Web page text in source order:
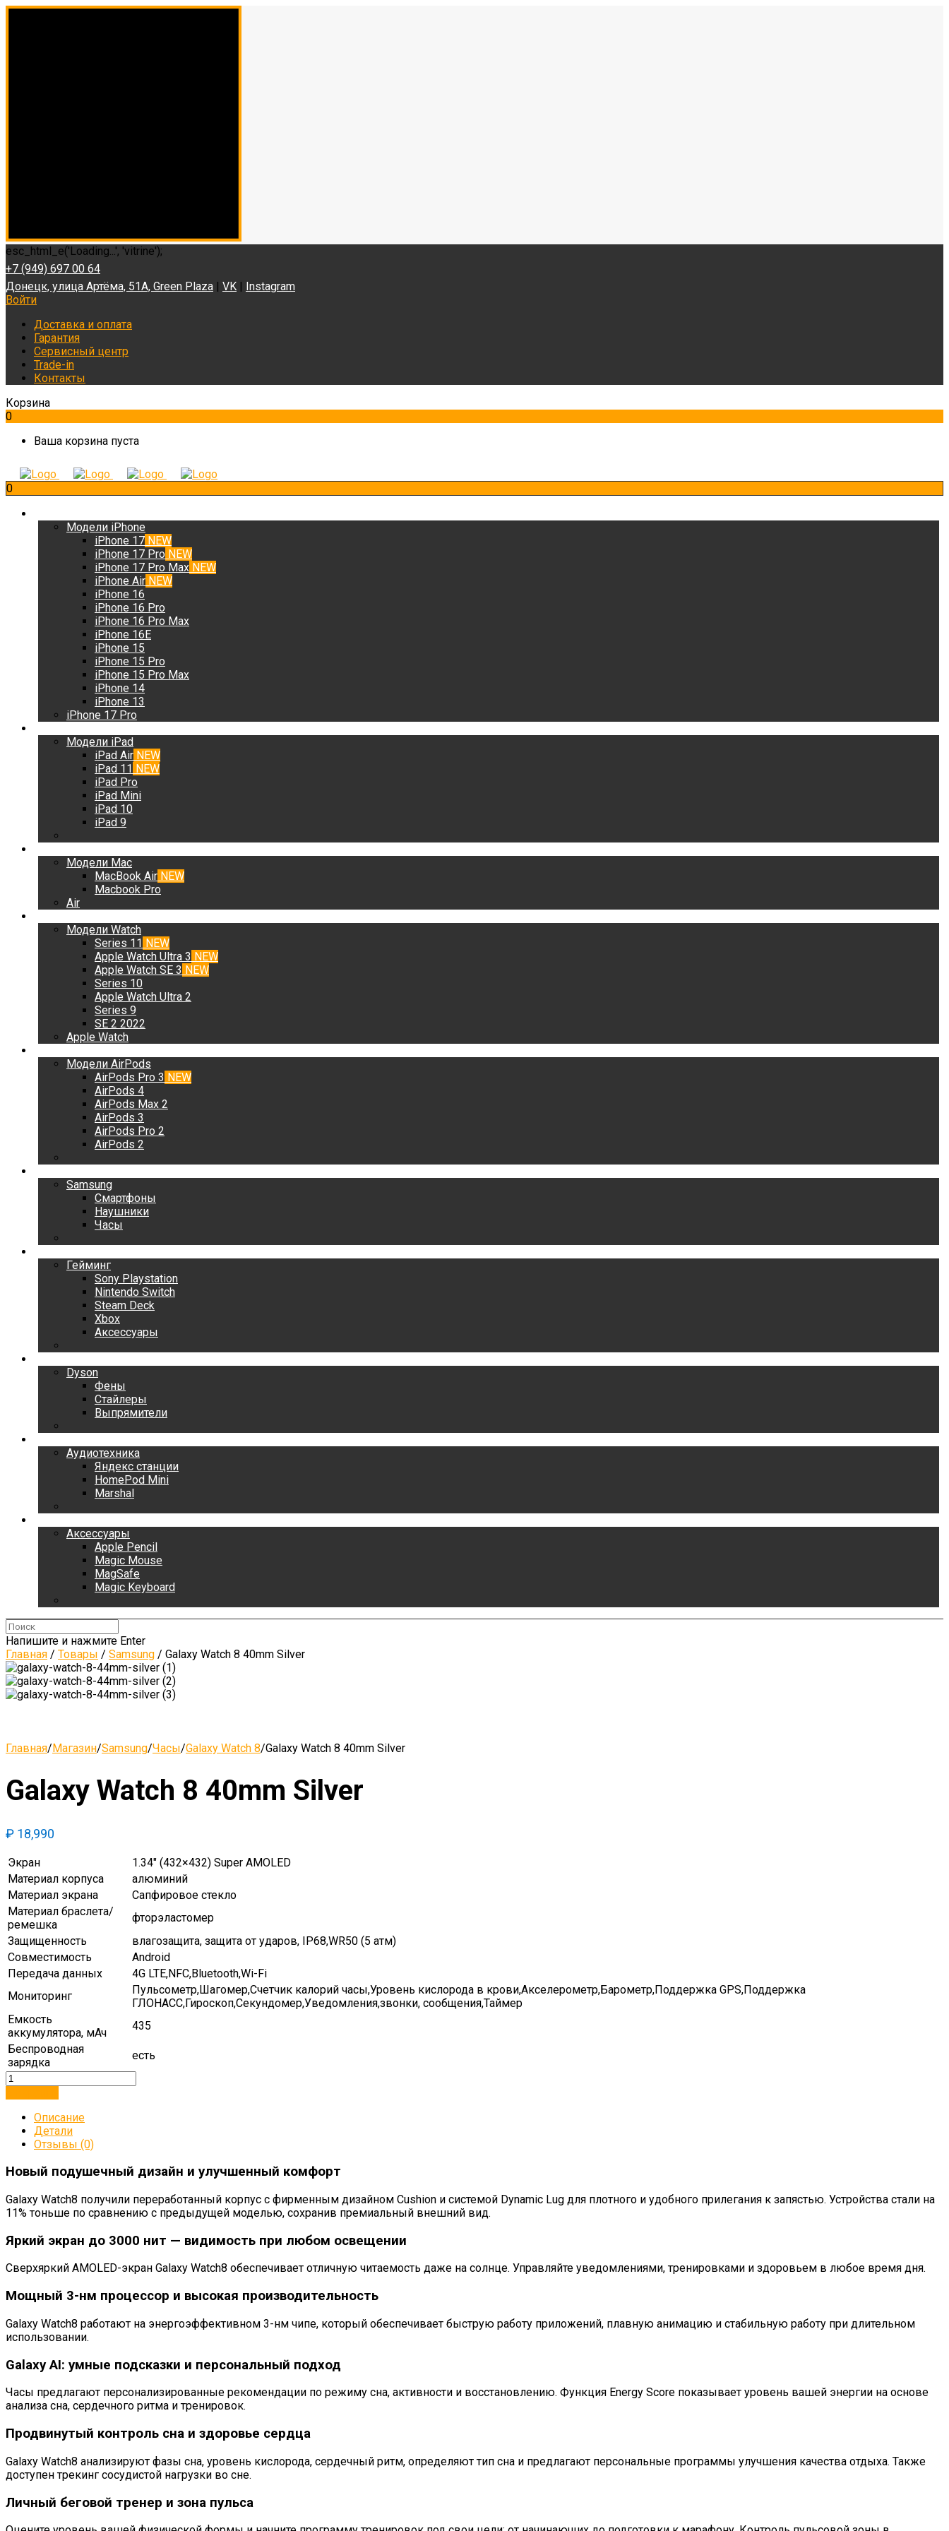
esc_html_e('Loading...', 'vitrine');
+7 (949) 697 00 64
Донецк, улица Артёма, 51А, Green Plaza | VK | Instagram
Войти
Доставка и оплата
Гарантия
Сервисный центр
Trade-in
Контакты
Корзина
0
Ваша корзина пуста
0
Модели iPhone
iPhone 17 NEW
iPhone 17 Pro NEW
iPhone 17 Pro Max NEW
iPhone Air NEW
iPhone 16
iPhone 16 Pro
iPhone 16 Pro Max
iPhone 16E
iPhone 15
iPhone 15 Pro
iPhone 15 Pro Max
iPhone 14
iPhone 13
iPhone 17 Pro
Модели iPad
iPad Air NEW
iPad 11 NEW
iPad Pro
iPad Mini
iPad 10
iPad 9
Модели Mac
MacBook Air NEW
Macbook Pro
Air
Модели Watch
Series 11 NEW
Apple Watch Ultra 3 NEW
Apple Watch SE 3 NEW
Series 10
Apple Watch Ultra 2
Series 9
SE 2 2022
Apple Watch
Модели AirPods
AirPods Pro 3 NEW
AirPods 4
AirPods Max 2
AirPods 3
AirPods Pro 2
AirPods 2
Samsung
Смартфоны
Наушники
Часы
Гейминг
Sony Playstation
Nintendo Switch
Steam Deck
Xbox
Аксессуары
Dyson
Фены
Стайлеры
Выпрямители
Аудиотехника
Яндекс станции
HomePod Mini
Marshal
Аксессуары
Apple Pencil
Magic Mouse
MagSafe
Magic Keyboard
Напишите и нажмите Enter
Главная / Товары / Samsung / Galaxy Watch 8 40mm Silver
Главная/Магазин/Samsung/Часы/Galaxy Watch 8/Galaxy Watch 8 40mm Silver
Galaxy Watch 8 40mm Silver
₽ 18,990
Экран
1.34″ (432×432) Super AMOLED
Материал корпуса
алюминий
Материал экрана
Сапфировое стекло
Материал браслета/
ремешка
фторэластомер
Защищенность
влагозащита, защита от ударов, IP68,WR50 (5 атм)
Совместимость
Android
Передача данных
4G LTE,NFC,Bluetooth,Wi-Fi
Мониторинг
Пульсометр,Шагомер,Счетчик калорий часы,Уровень кислорода в крови,Акселерометр,Барометр,Поддержка GPS,Поддержка
ГЛОНАСС,Гироскоп,Секундомер,Уведомления,звонки, сообщения,Таймер
Емкость
аккумулятора, мАч
435
Беспроводная
зарядка
есть
Описание
Детали
Отзывы (0)
Новый подушечный дизайн и улучшенный комфорт
Galaxy Watch8 получили переработанный корпус с фирменным дизайном Cushion и системой Dynamic Lug для плотного и удобного прилегания к запястью. Устройства стали на
11% тоньше по сравнению с предыдущей моделью, сохранив премиальный внешний вид.
Яркий экран до 3000 нит — видимость при любом освещении
Сверхяркий AMOLED-экран Galaxy Watch8 обеспечивает отличную читаемость даже на солнце. Управляйте уведомлениями, тренировками и здоровьем в любое время дня.
Мощный 3-нм процессор и высокая производительность
Galaxy Watch8 работают на энергоэффективном 3-нм чипе, который обеспечивает быструю работу приложений, плавную анимацию и стабильную работу при длительном
использовании.
Galaxy AI: умные подсказки и персональный подход
Часы предлагают персонализированные рекомендации по режиму сна, активности и восстановлению. Функция Energy Score показывает уровень вашей энергии на основе
анализа сна, сердечного ритма и тренировок.
Продвинутый контроль сна и здоровье сердца
Galaxy Watch8 анализируют фазы сна, уровень кислорода, сердечный ритм, определяют тип сна и предлагают персональные программы улучшения качества отдыха. Также
доступен трекинг сосудистой нагрузки во сне.
Личный беговой тренер и зона пульса